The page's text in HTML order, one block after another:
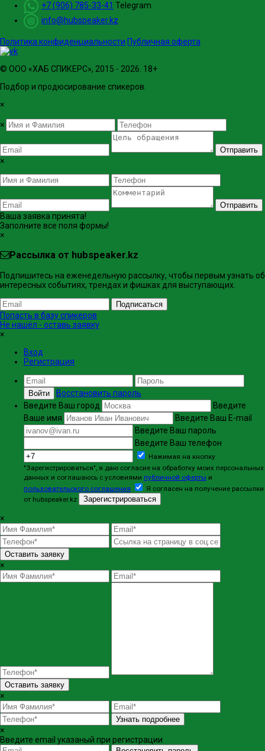
+7 (906) 785-33-41 Telegram
info@hubspeaker.kz
Политика конфиденциальности Публичная оферта
© ООО «ХАБ СПИКЕРС», 2015 - 2026. 18+
Подбор и продюсирование спикеров.
×
×
Отправить
×
Отправить
Ваша заявка принята!
Заполните все поля формы!
×
Рассылка от hubspeaker.kz
Подпишитесь на еженедельную рассылку, чтобы первым узнать об
интересных событиях, трендах и фишках ​для выступающих.
Подписаться
Попасть в базу спикеров
Не нашёл - оставь заявку
×
Вход
Регистрация
Войти
Восстановить пароль
Введите Ваш город
Введите
Ваше имя
Введите Ваш E-mail
Введите Ваш пароль
Введите Ваш телефон
Нажимая на кнопку
"Зарегистрироваться", я даю согласие на обработку моих персональных
данных и соглашаюсь с условиями публичной оферты и
пользовательского соглашения
Я согласен на получение рассылки
от hubspeaker.kz
Зарегистрироваться
×
Оставить заявку
×
Оставить заявку
×
Узнать подробнее
×
Введите email указаный при регистрации